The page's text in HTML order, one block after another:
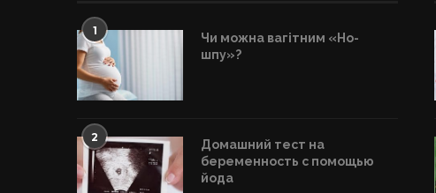
1
Чи можна вагітним «Но-
шпу»?
2
Домашний тест на
беременность с помощью
йода